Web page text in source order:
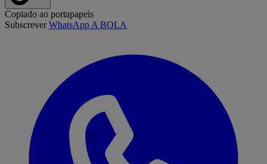
Copiado ao portapapeis
SubscreverWhatsApp A BOLA